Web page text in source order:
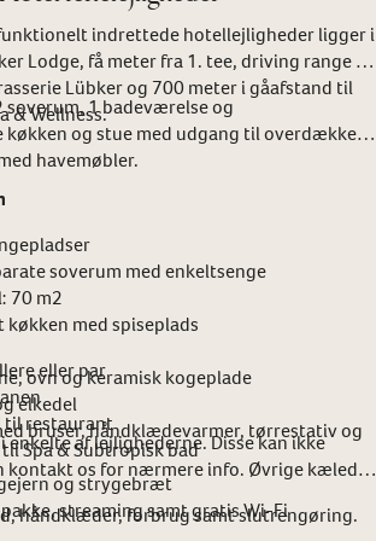
indrettede hotellejligheder ligger i
Lodge, få meter fra 1. tee, driving range og
Lübker og 700 meter i gåafstand til
& Wellness.
soverum, 1 badeværelse og
og stue med udgang til overdækket
havemøbler.
soverum med enkeltsenge
70 m2
med spiseplads
ovn og keramisk kogeplade
elkedel
bruser, håndklædevarmer, tørrestativ og
og strygebræt
streaming samt gratis Wi-Fi
eller par
til restaurant
Spa & Subtropisk bad
enkelte af lejlighederne. Disse kan ikke
kontakt os for nærmere info. Øvrige kæledyr
håndklæder, forbrug samt slutrengøring.